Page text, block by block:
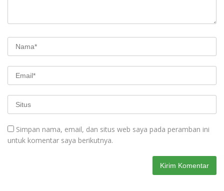
Simpan nama, email, dan situs web saya pada peramban ini
untuk komentar saya berikutnya.